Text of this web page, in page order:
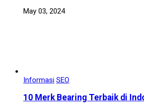
May 03, 2024
Informasi SEO
10 Merk Bearing Terbaik di